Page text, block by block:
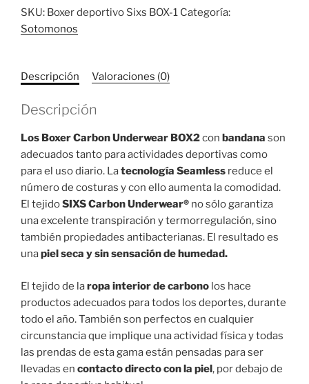
Sixs
BOX2
SKU: Boxer deportivo Sixs BOX-1 Categoría:
Sotomonos
Descripción Valoraciones (0)
Descripción
Los Boxer Carbon Underwear BOX2con bandana son
adecuados tanto para actividades deportivas como
para el uso diario. Latecnología Seamless reduce el
número de costuras y con ello aumenta la comodidad.
El tejidoSIXS Carbon Underwear® no sólo garantiza
una excelente transpiración y termorregulación, sino
también propiedades antibacterianas. El resultado es
unapiel seca y sin sensación de humedad.
El tejido de laropa interior de carbono los hace
productos adecuados para todos los deportes, durante
todo el año. También son perfectos en cualquier
circunstancia que implique una actividad física y todas
las prendas de esta gama están pensadas para ser
llevadas en contacto directo con la piel, por debajo de